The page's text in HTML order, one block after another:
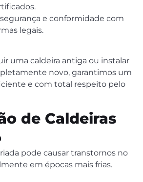
e conformidade com
legais.
uma caldeira antiga ou instalar
novo, garantimos um
e com total respeito pelo
de Caldeiras
pode causar transtornos no
em épocas mais frias.